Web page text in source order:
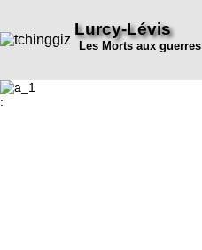
Lurcy-Lévis
Les Morts aux guerres
: